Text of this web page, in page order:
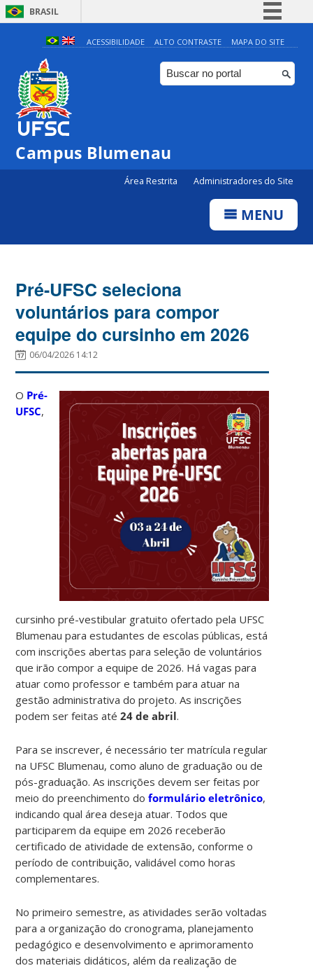
BRASIL
Simplifique!
Comunica BR
Participe
ACESSIBILIDADE ALTO CONTRASTE MAPA DO SITE
Campus Blumenau
Área Restrita Administradores do Site
MENU
Pré-UFSC seleciona
voluntários para compor
equipe do cursinho em 2026
06/04/2026 14:12
O Pré-
UFSC,
cursinho pré-vestibular gratuito ofertado pela UFSC
Blumenau para estudantes de escolas públicas, está
com inscrições abertas para seleção de voluntários
que irão compor a equipe de 2026. Há vagas para
atuar como professor e também para atuar na
gestão administrativa do projeto. As inscrições
podem ser feitas até24 de abril.
Para se inscrever, é necessário ter matrícula regular
na UFSC Blumenau, como aluno de graduação ou de
pós-graduação. As inscrições devem ser feitas por
meio do preenchimento doformulário eletrônico,
indicando qual área deseja atuar. Todos que
participarem da equipe em 2026 receberão
certificado de atividade de extensão, conforme o
período de contribuição, validável como horas
complementares.
No primeiro semestre, as atividades serão voltadas
para a organização do cronograma, planejamento
pedagógico e desenvolvimento e aprimoramento
dos materiais didáticos, além da realização de